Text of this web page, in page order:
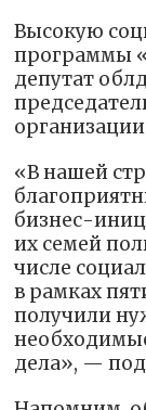
Высокую
программы
депутат
«В нашей
бизнес-
их семей
числе
в рамках
получили
дела», —